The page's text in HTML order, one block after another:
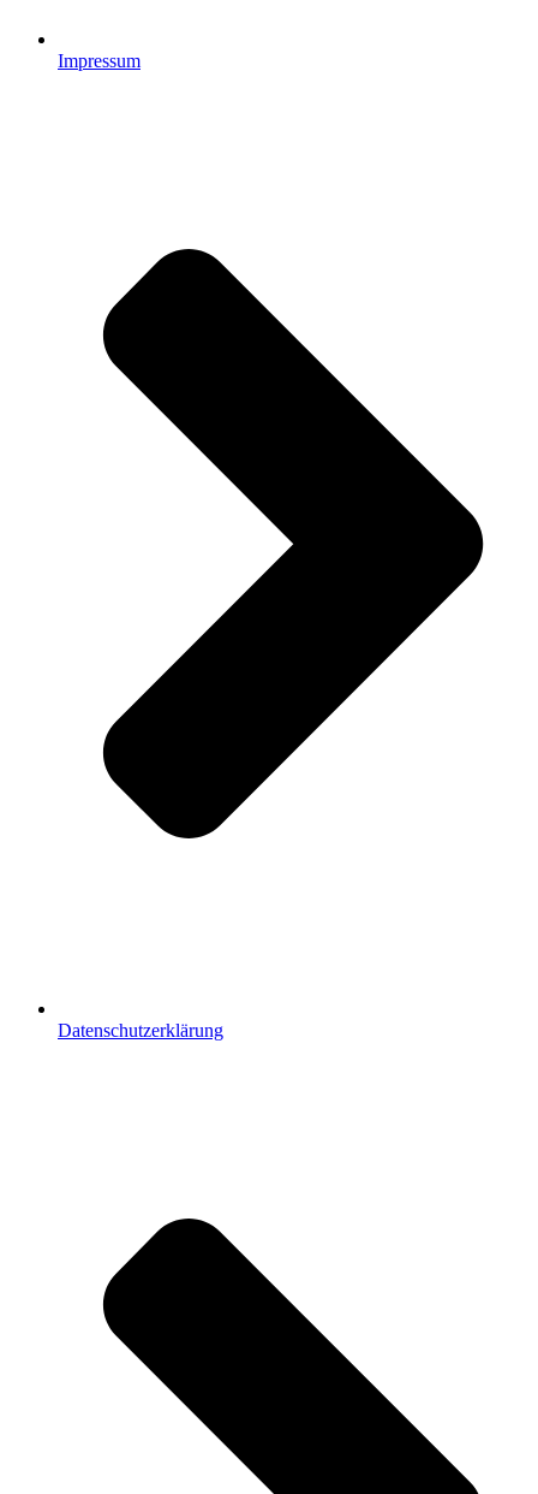
Impressum
Datenschutzerklärung